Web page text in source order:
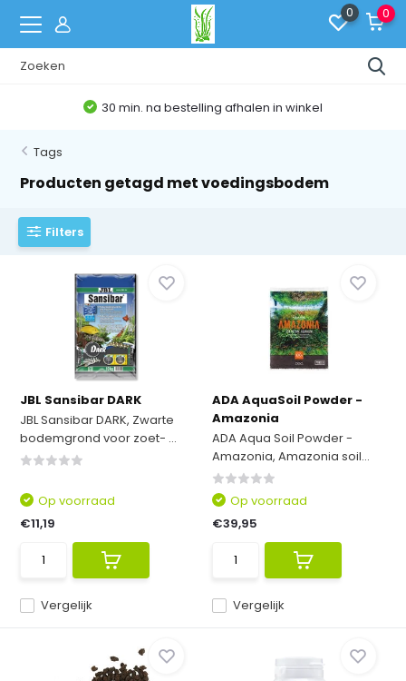
0 0
Belgische Webshop
Tags
Producten getagd met voedingsbodem
Filters
JBL Sansibar DARK
JBL Sansibar DARK, Zwarte
bodemgrond voor zoet- ...
Vergelijk
Op voorraad
€11,19
ADA AquaSoil Powder -
Amazonia
ADA Aqua Soil Powder -
Amazonia, Amazonia soil...
Vergelijk
Op voorraad
€39,95